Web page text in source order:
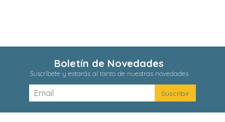
Boletín de Novedades
Suscríbete y estarás al tanto de nuestras novedades